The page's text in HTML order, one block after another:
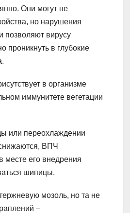
Они могут не
но нарушения
позволяют вирусу
проникнуть в глубокие
в организме
иммунитете вегетации
или переохлаждении
ВПЧ
месте его внедрения
шипицы.
мозоль, но та не
–